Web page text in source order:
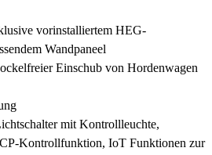
vorinstalliertem HEG-
Wandpaneel
Einschub von Hordenwagen
mit Kontrollleuchte,
Kontrollfunktion, IoT Funktionen zur